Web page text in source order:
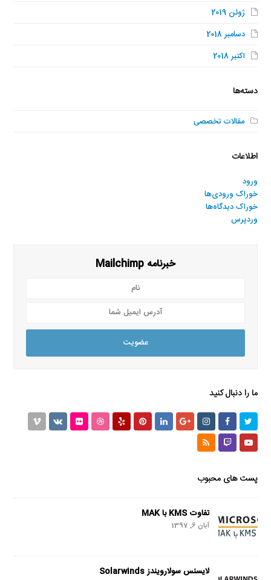
ژوئن 2019
دسامبر 2018
اکتبر 2018
دسته‌ها
مقالات تخصصی
اطلاعات
ورود
خوراک ورودی‌ها
خوراک دیدگاه‌ها
وردپرس
خبرنامه Mailchimp
شما
عضویت
ما را دنبال کنید
Twitter
Facebook
Instagram
GooglePlus
LinkedIn
Pinterest
Yelp
Dribbble
Flickr
VK
Youtube
Twitch
RSS
پست های محبوب
تفاوت KMS با MAK
آبان 6, 1397
لایسنس سولارویندز Solarwinds